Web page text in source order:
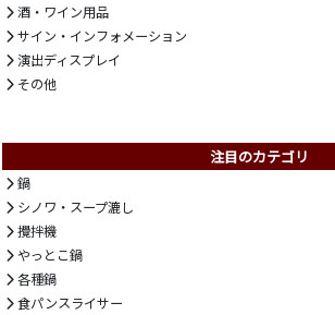
酒・ワイン用品
サイン・インフォメーション
演出ディスプレイ
その他
注目のカテゴリ
鍋
シノワ・スープ漉し
攪拌機
やっとこ鍋
各種鍋
食パンスライサー